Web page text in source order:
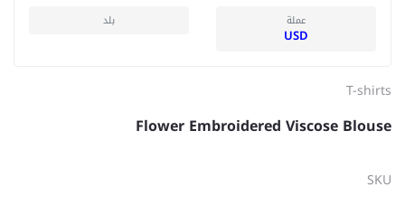
عملة
USD
بلد
T-shirts
Flower Embroidered Viscose Blouse
SKU